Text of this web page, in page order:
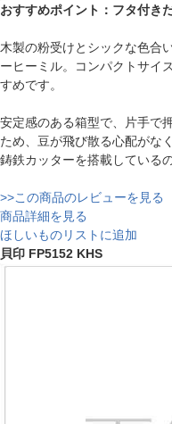
おすすめポイント：フタ付き
木製の粉受けとシックな色合
ーヒーミル。コンパクトサイ
すめです。
安定感のある箱型で、片手で
ため、豆が飛び散る心配がな
鋳鉄カッターを搭載している
>>この商品のレビューを見る
商品詳細を見る
ほしいものリストに追加
貝印 FP5152 KHS